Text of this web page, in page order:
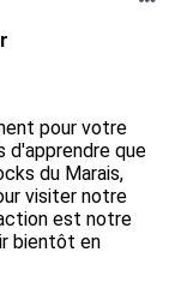
pour votre
d'apprendre que
du Marais,
visiter notre
est notre
bientôt en